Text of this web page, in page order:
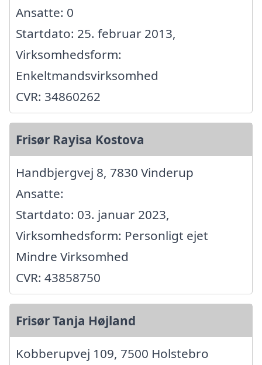
Ansatte: 0
Startdato: 25. februar 2013,
Virksomhedsform:
Enkeltmandsvirksomhed
CVR: 34860262
Frisør Rayisa Kostova
Handbjergvej 8, 7830 Vinderup
Ansatte:
Startdato: 03. januar 2023,
Virksomhedsform: Personligt ejet
Mindre Virksomhed
CVR: 43858750
Frisør Tanja Højland
Kobberupvej 109, 7500 Holstebro